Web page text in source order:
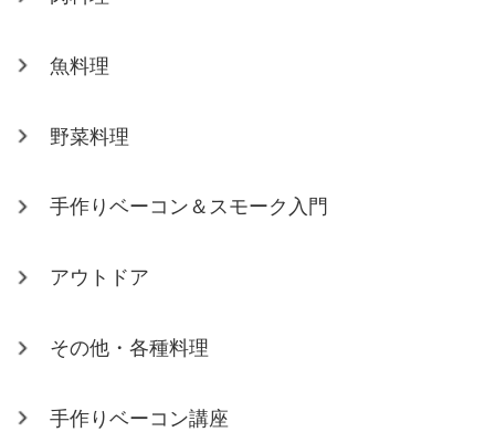
魚料理
野菜料理
手作りベーコン＆スモーク入門
アウトドア
その他・各種料理
手作りベーコン講座